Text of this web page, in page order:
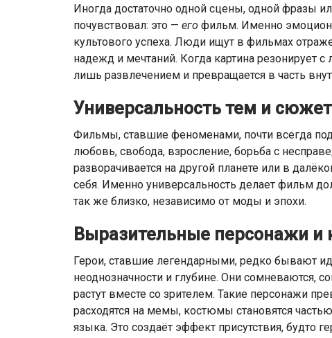
Иногда достаточно одной сцены, одной фразы
почувствовал: это — его фильм. Именно
культового успеха. Люди ищут в фильмах
надежд и мечтаний. Когда картина резонирует
лишь развлечением и превращается в часть
Универсальность тем и
Фильмы, ставшие феноменами, почти всегда
любовь, свобода, взросление, борьба с
разворачивается на другой планете или в
себя. Именно универсальность делает фильм
так же близко, независимо от моды и эпохи.
Выразительные персонажи и
Герои, ставшие легендарными, редко бывают
неоднозначности и глубине. Они сомневаются,
растут вместе со зрителем. Такие персонажи
расходятся на мемы, костюмы становятся
языка. Это создаёт эффект присутствия, будто